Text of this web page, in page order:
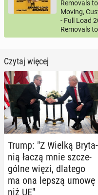
Removals
Moving,
- Full Load
Removals
Czytaj więcej
Trump: "Z Wielką Bry­ta­
nią łaczą mnie szcze­
gól­ne więzi, dlatego
ma ona lepszą umowę
niż UE"